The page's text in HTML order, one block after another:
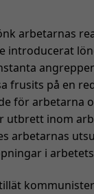
arbetarnas
introducerat
frusits på en
för arbetarna
utbrett inom
arbetarnas
i